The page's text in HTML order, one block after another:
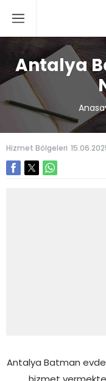
Antalya
Hizmet Bölgeleri
Antalya Batman